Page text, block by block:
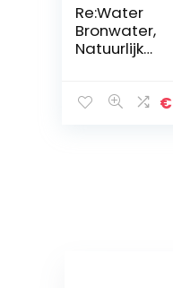
Re:Water
Bronwater,
Natuurlijk
Gerecycled€